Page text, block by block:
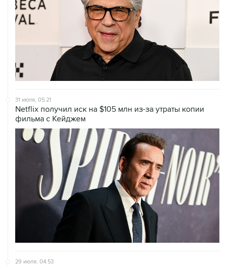
31 июля, 05:21
Netflix получил иск на $105 млн из-за утраты копии
фильма с Кейджем
29 июля, 04:53